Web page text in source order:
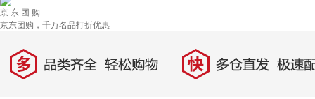
京 东 团 购
京东团购，千万名品打折优惠
多 品类齐全，轻松购物 快 多仓直发，极速配